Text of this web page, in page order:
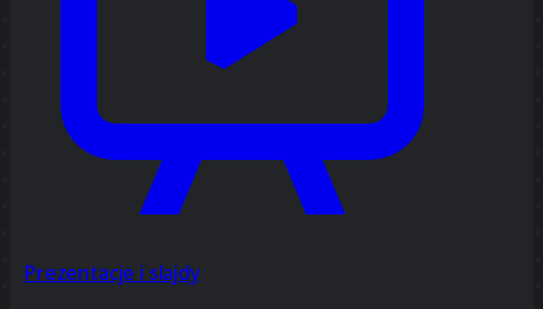
Prezentacje i slajdy